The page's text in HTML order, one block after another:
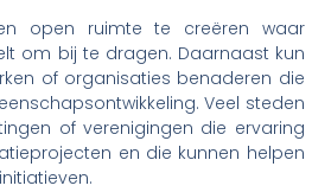
open ruimte te creëren waar
om bij te dragen. Daarnaast kun
of organisaties benaderen die
Veel steden
of verenigingen die ervaring
en die kunnen helpen